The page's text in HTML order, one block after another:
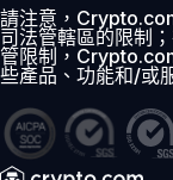
請注意，
司法管轄區的限制
管限制，
些產品、功能和/或